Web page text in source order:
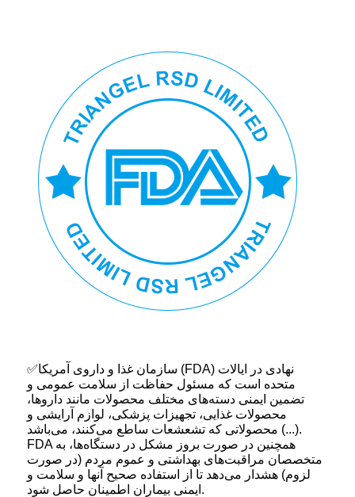
✅سازمان غذا و داروی آمریکا (FDA) نهادی در ایالات
متحده است که مسئول حفاظت از سلامت عمومی و
تضمین ایمنی دسته‌های مختلف محصولات مانند داروها،
محصولات غذایی، تجهیزات پزشکی، لوازم آرایشی و
محصولاتی که تشعشعات ساطع می‌کنند، می‌باشد (...).
FDA همچنین در صورت بروز مشکل در دستگاه‌ها، به
متخصصان مراقبت‌های بهداشتی و عموم مردم (در صورت
لزوم) هشدار می‌دهد تا از استفاده صحیح آنها و سلامت و
ایمنی بیماران اطمینان حاصل شود.